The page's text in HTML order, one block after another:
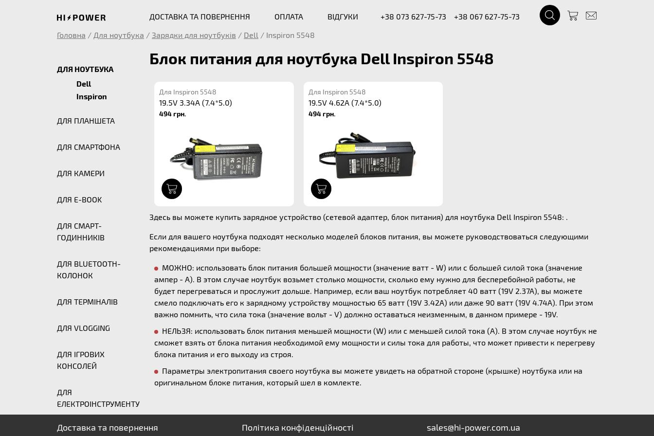
ДОСТАВКА ТА ПОВЕРНЕННЯ ОПЛАТА ВІДГУКИ +38 073 627-75-73
+38 067 627-75-73
Головна / Для ноутбука / Зарядки для ноутбуків / Dell / Inspiron 5548
ДЛЯ НОУТБУКА
Dell
Inspiron
ДЛЯ ПЛАНШЕТА
ДЛЯ СМАРТФОНА
ДЛЯ КАМЕРИ
ДЛЯ E-BOOK
ДЛЯ СМАРТ-
ГОДИННИКІВ
ДЛЯ BLUETOOTH-
КОЛОНОК
ДЛЯ ТЕРМІНАЛІВ
ДЛЯ VLOGGING
ДЛЯ ІГРОВИХ
КОНСОЛЕЙ
ДЛЯ
ЕЛЕКТРОІНСТРУМЕНТУ
Блок питания для ноутбука Dell Inspiron 5548
Для Inspiron 5548
19.5V 3.34A (7.4*5.0)
494 грн.
Для Inspiron 5548
19.5V 4.62A (7.4*5.0)
494 грн.
Здесь вы можете купить зарядное устройство (сетевой адаптер, блок питания) для ноутбука Dell Inspiron 5548: .
Если для вашего ноутбука подходят несколько моделей блоков питания, вы можете руководствоваться следующими
рекомендациями при выборе:
МОЖНО: использовать блок питания большей мощности (значение ватт - W) или с большей силой тока (значение
ампер - А). В этом случае ноутбук возьмет столько мощности, сколько ему нужно для бесперебойной работы, не
будет перегреваться и прослужит дольше. Например, если ваш ноутбук потребляет 40 ватт (19V 2.37A), вы можете
смело подключать его к зарядному устройству мощностью 65 ватт (19V 3.42A) или даже 90 ватт (19V 4.74A). При этом
важно помнить, что сила тока (значение вольт - V) должно оставаться неизменным, в данном примере - 19V.
НЕЛЬЗЯ: использовать блок питания меньшей мощности (W) или с меньшей силой тока (А). В этом случае ноутбук не
сможет взять от блока питания необходимой ему мощности и силы тока для работы, что может привести к перегреву
блока питания и его выходу из строя.
Параметры электропитания своего ноутбука вы можете увидеть на обратной стороне (крышке) ноутбука или на
оригинальном блоке питания, который шел в комлекте.
Доставка та повернення Політика конфіденційності sales@hi-power.com.ua